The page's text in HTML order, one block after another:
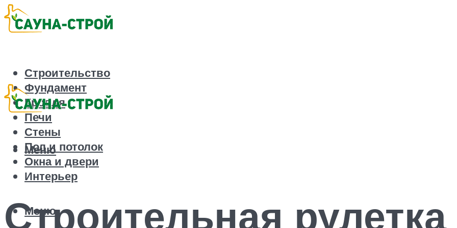
Строительство
Фундамент
Кровля
Печи
Стены
Пол и потолок
Окна и двери
Интерьер
Меню
Меню
Строительная рулетка